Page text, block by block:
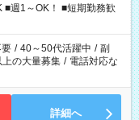
22時/20-翌4時/21-翌5
選んで頂ける完全自由シ
週1～OK！ ■短期勤務歓
要 / 40～50代活躍中 / 副
上の大量募集 / 電話対応な
詳細へ